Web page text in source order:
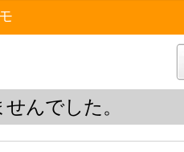
んでした。